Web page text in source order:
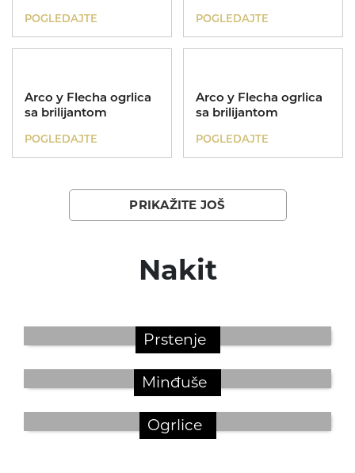
Kinetik
Dečije narukvice
Poklon za krštenje
Poklon za sve prilike
POGLEDAJTE POGLEDAJTE
Arco y Flecha ogrlica
sa brilijantom
POGLEDAJTE
Arco y Flecha ogrlica
sa brilijantom
POGLEDAJTE
PRIKAŽITE JOŠ
Nakit
Prstenje
Minđuše
Ogrlice